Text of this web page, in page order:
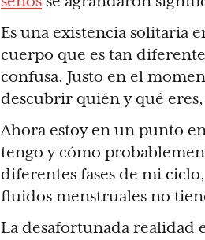
Es una existencia solitaria
cuerpo que es tan
confusa. Justo en el
descubrir quién y qué
Ahora estoy en un punto
tengo y cómo
diferentes fases de mi
fluidos menstruales no
La desafortunada realidad